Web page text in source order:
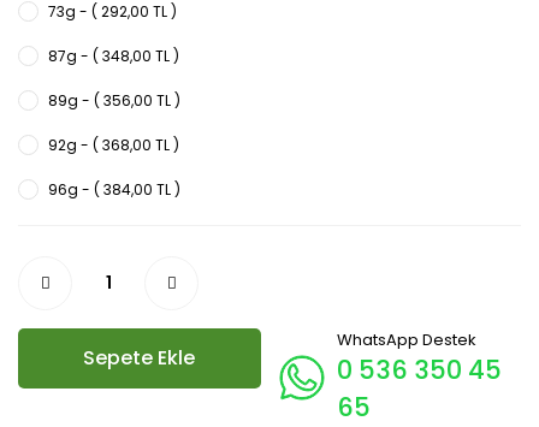
73g - ( 292,00 TL )
87g - ( 348,00 TL )
89g - ( 356,00 TL )
92g - ( 368,00 TL )
96g - ( 384,00 TL )
Sepete Ekle
WhatsApp Destek
0 536 350 45
65